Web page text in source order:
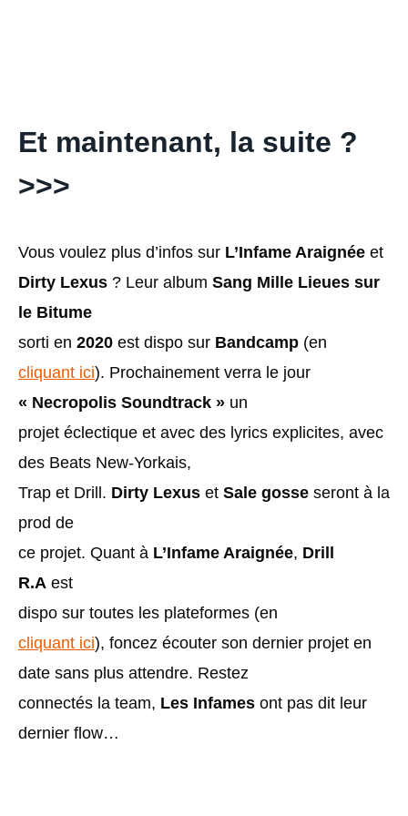
Et maintenant, la suite ?
>>>
Vous voulez plus d’infos sur L’Infame Araignée et
Dirty Lexus ? Leur album Sang Mille Lieues sur
le Bitume
sorti en 2020 est dispo sur Bandcamp (en
cliquant ici). Prochainement verra le jour
« Necropolis Soundtrack » un
projet éclectique et avec des lyrics explicites, avec
des Beats New-Yorkais,
Trap et Drill. Dirty Lexus et Sale gosse seront à la
prod de
ce projet. Quant à L’Infame Araignée, Drill
R.A est
dispo sur toutes les plateformes (en
cliquant ici), foncez écouter son dernier projet en
date sans plus attendre. Restez
connectés la team, Les Infames ont pas dit leur
dernier flow…